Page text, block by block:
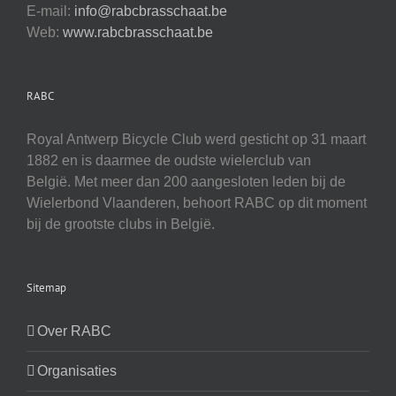
E-mail: info@rabcbrasschaat.be
Web: www.rabcbrasschaat.be
RABC
Royal Antwerp Bicycle Club werd gesticht op 31 maart
1882 en is daarmee de oudste wielerclub van
België. Met meer dan 200 aangesloten leden bij de
Wielerbond Vlaanderen, behoort RABC op dit moment
bij de grootste clubs in België.
Sitemap
Over RABC
Organisaties